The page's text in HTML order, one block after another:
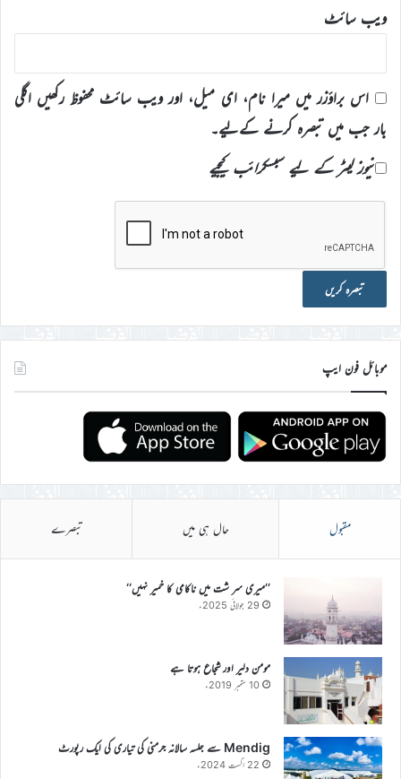
ویب‌ سائٹ
اس براؤزر میں میرا نام، ای میل، اور ویب سائٹ محفوظ رکھیں اگلی
بار جب میں تبصرہ کرنے کےلیے۔
نیوز لیٹر کے لیے سبسکرائب کیجیے
موبائل فون ایپ
مقبول حال ہی میں تبصرے
’’میری سر شت میں ناکامی کا خمیر نہیں‘‘
29 جولائی 2025ء
مومن دلیر اور شجاع ہوتا ہے
10 ستمبر 2019ء
Mendig سے جلسہ سالانہ جرمنی کی تیاری کی ایک رپورٹ
22 اگست 2024ء